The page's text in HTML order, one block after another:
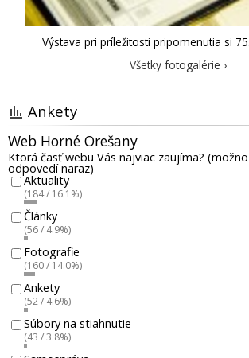
Výstava pri príležitosti pripomenutia si
Všetky fotogalérie ›
Ankety
Web Horné Orešany
Ktorá časť webu Vás najviac zaujíma?
odpovedí naraz)
Aktuality
(184 / 16.1%)
Články
(56 / 4.9%)
Fotografie
(160 / 14.0%)
Ankety
(52 / 4.6%)
Súbory na stiahnutie
(43 / 3.8%)